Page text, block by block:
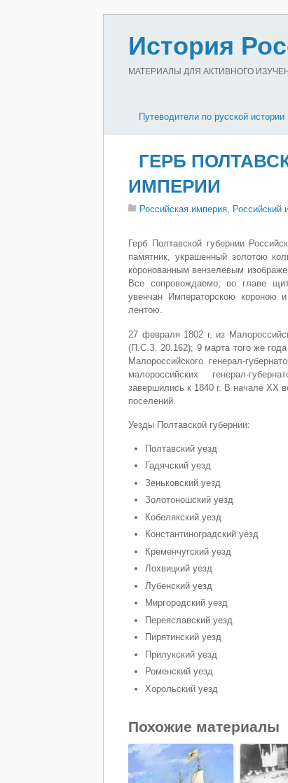
История
МАТЕРИАЛЫ ДЛЯ АКТИВНОГО
Путеводители по русской истории
ГЕРБ
ИМПЕРИИ
Российская империя, Российский
Герб Полтавской губернии
памятник, украшенный золотою
коронованным вензелевым
Все сопровождаемо, во главе
увенчан Императорскою короною
лентою.
27 февраля 1802 г. из
(П.С.З. 20.162); 9 марта того же
Малороссийского генерал-
малороссийских генерал-
завершились к 1840 г. В начале ХХ
поселений.
Уезды Полтавской губернии:
Полтавский уезд
Гадячский уезд
Зеньковский уезд
Золотоношский уезд
Кобелякский уезд
Константиноградский уезд
Кременчугский уезд
Лохвицкий уезд
Лубенский уезд
Миргородский уезд
Переяславский уезд
Пирятинский уезд
Прилукский уезд
Роменский уезд
Хорольский уезд
Похожие материалы